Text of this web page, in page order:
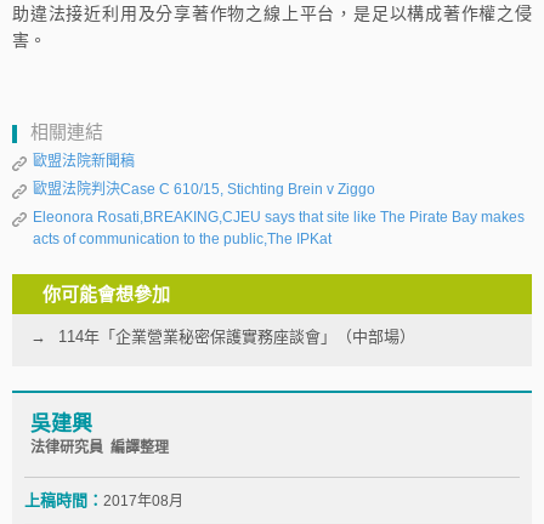
助違法接近利用及分享著作物之線上平台，是足以構成著作權之侵
害。
相關連結
歐盟法院新聞稿
歐盟法院判決Case C 610/15, Stichting Brein v Ziggo
Eleonora Rosati,BREAKING,CJEU says that site like The Pirate Bay makes
acts of communication to the public,The IPKat
你可能會想參加
114年「企業營業秘密保護實務座談會」（中部場）
吳建興
法律研究員 編譯整理
上稿時間： 2017年08月